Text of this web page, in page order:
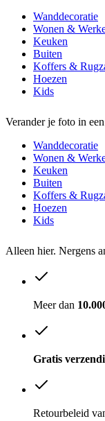
Wanddecoratie
Wonen &
Keuken
Buiten
Koffers &
Hoezen
Kids
Verander je foto in
Wanddecoratie
Wonen &
Keuken
Buiten
Koffers &
Hoezen
Kids
Alleen hier. Nergens
Meer dan
Gratis
Retourbeleid